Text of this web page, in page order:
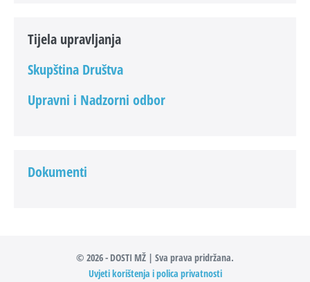
Tijela upravljanja
Skupština Društva
Upravni i Nadzorni odbor
Dokumenti
© 2026 - DOSTI MŽ | Sva prava pridržana.
Uvjeti korištenja i polica privatnosti